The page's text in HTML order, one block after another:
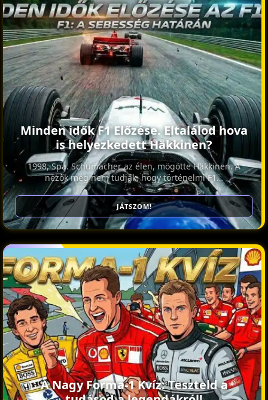
Minden idők F1 Előzése. Eltalálod hova
is helyezkedett Häkkinen?
1998, Spa. Schumacher az élen, mögötte Häkkinen. A
nézők még nem tudják, hogy történelmi F1…
JÁTSZOM!
A Nagy Forma-1 Kvíz: Teszteld a